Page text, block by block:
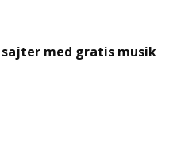
sajter med gratis musik